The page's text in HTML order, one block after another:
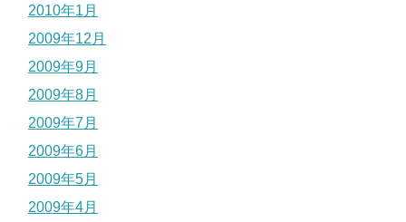
2010年1月
2009年12月
2009年9月
2009年8月
2009年7月
2009年6月
2009年5月
2009年4月